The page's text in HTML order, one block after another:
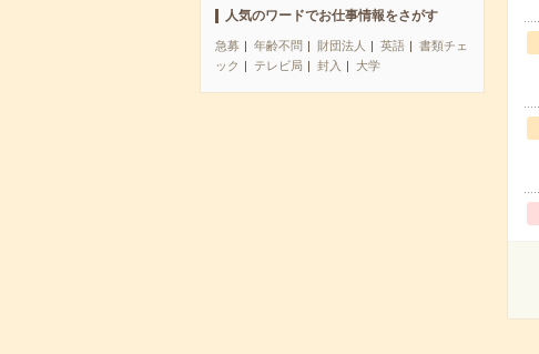
人気のワードでお仕事情報をさがす
急募 年齢不問 財団法人 英語
書類チェ
ック
テレビ局 封入 大学